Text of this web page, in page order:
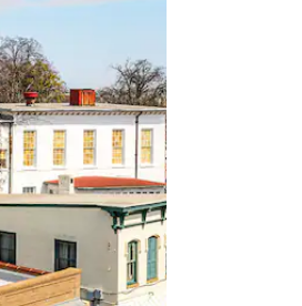
dessus et en les faisant glisser.